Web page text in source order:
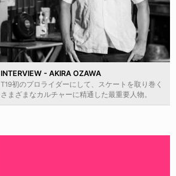
INTERVIEW - AKIRA OZAWA
T19初のプロライダーにして、スケートを取り巻く
さまざまなカルチャーに精通した最重要人物。